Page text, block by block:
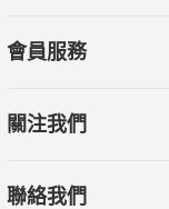
會員服務
關注我們
聯絡我們